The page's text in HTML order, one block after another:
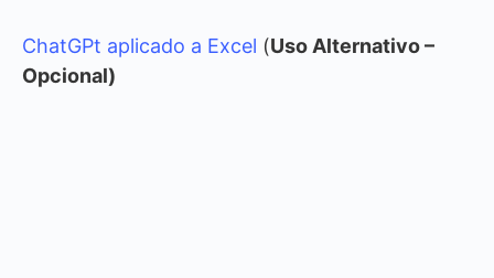
ChatGPt aplicado a Excel (Uso Alternativo –
Opcional)